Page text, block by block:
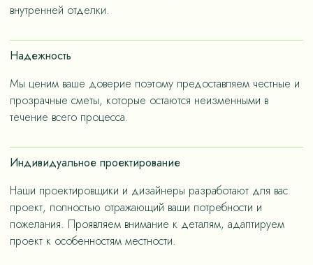
членов семьи.
– не только эстетичные, но и долговечные, как за
счет дизайнерских решений, ориентированных на
«медленную моду».
внутренней отделки.
Надежность
Мы ценим ваше доверие поэтому предоставляем честные и
прозрачные сметы, которые остаются неизменными в
течение всего процесса.
Индивидуальное проектирование
Наши проектировщики и дизайнеры разработают для вас
проект, полностью отражающий ваши потребности и
пожелания. Проявляем внимание к деталям, адаптируем
проект к особенностям местности.